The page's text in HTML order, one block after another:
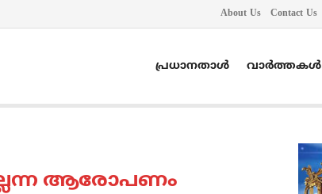
About Us Contact Us
പ്രധാനതാൾ വാർത്തകൾ
ആരോപണം